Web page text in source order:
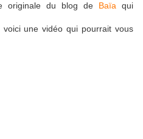
originale du blog de Baïa qui
une vidéo qui pourrait vous